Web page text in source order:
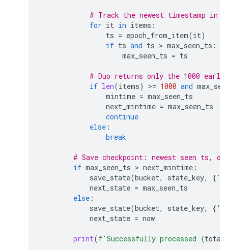
# Track the newest timestamp in
for it in items :
ts = epoch_from_item(it)
if ts and ts > max_seen_ts :
max_seen_ts = ts
# Duo returns only the 1000
if len(items) >= 1000 and
mintime = max_seen_ts
next_mintime = max_seen_ts
continue
else :
break
# Save checkpoint: newest seen ts,
if max_seen_ts > next_mintime :
save_state(bucket, state_key, {
next_state = max_seen_ts
else :
save_state(bucket, state_key, {
next_state = now
print(f'Successfully processed {total